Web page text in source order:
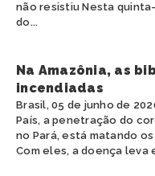
não resistiu Nesta
do...
Na Amazônia, as
incendiadas
Brasil, 05 de junho de
País, a penetração do
no Pará, está matando
Com eles, a doença leva